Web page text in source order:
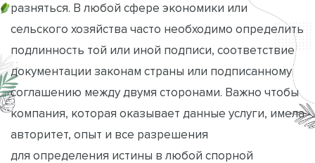
разняться. В любой сфере экономики или
сельского хозяйства часто необходимо определить
подлинность той или иной подписи, соответствие
документации законам страны или подписанному
соглашению между двумя сторонами. Важно чтобы
компания, которая оказывает данные услуги, имела
авторитет, опыт и все разрешения
для определения истины в любой спорной